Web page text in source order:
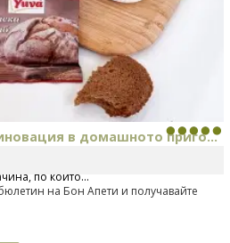
в домашното приго...
предлагането на изцяло нов
по който...
на Бон Апети и получавайте